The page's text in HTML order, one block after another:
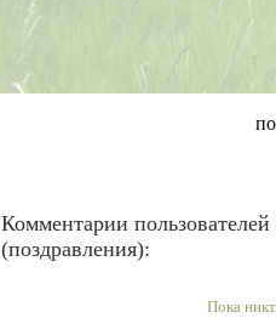
Комментарии пользователей
(поздравления):
Пока